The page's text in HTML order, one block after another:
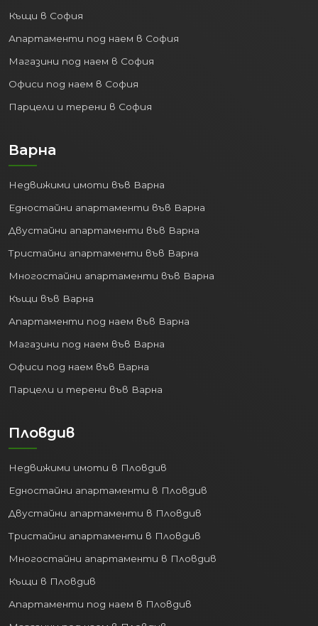
Къщи в София
Апартаменти под наем в София
Магазини под наем в София
Офиси под наем в София
Парцели и терени в София
Варна
Недвижими имоти във Варна
Едностайни апартаменти във Варна
Двустайни апартаменти във Варна
Тристайни апартаменти във Варна
Многостайни апартаменти във Варна
Къщи във Варна
Апартаменти под наем във Варна
Магазини под наем във Варна
Офиси под наем във Варна
Парцели и терени във Варна
Пловдив
Недвижими имоти в Пловдив
Едностайни апартаменти в Пловдив
Двустайни апартаменти в Пловдив
Тристайни апартаменти в Пловдив
Многостайни апартаменти в Пловдив
Къщи в Пловдив
Апартаменти под наем в Пловдив